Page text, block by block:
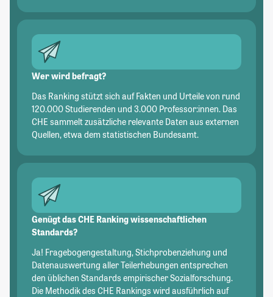
Wer wird befragt?
Das Ranking stützt sich auf Fakten und Urteile von rund
120.000 Studierenden und 3.000 Professor:innen. Das
CHE sammelt zusätzliche relevante Daten aus externen
Quellen, etwa dem statistischen Bundesamt.
Genügt das CHE Ranking wissenschaftlichen
Standards?
Ja! Fragebogengestaltung, Stichprobenziehung und
Datenauswertung aller Teilerhebungen entsprechen
den üblichen Standards empirischer Sozialforschung.
Die Methodik des CHE Rankings wird ausführlich auf